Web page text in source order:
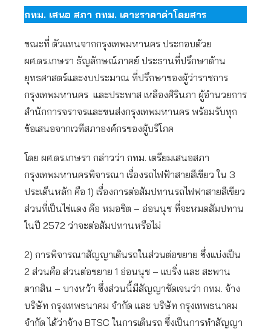
กทม. เสนอ สภา กทม. เคาะราคาค่าโดยสาร
ขณะที่ ตัวแทนจากกรุงเทพมหานคร ประกอบด้วย
ผศ.ดร.เกษรา ธัญลักษณ์ภาคย์ ประธานที่ปรึกษาด้าน
ยุทธศาสตร์และงบประมาณ ที่ปรึกษาของผู้ว่าราชการ
กรุงเทพมหานคร และประพาส เหลืองศิรินภา ผู้อำนวยการ
สำนักการจราจรและขนส่งกรุงเทพมหานคร พร้อมรับทุก
ข้อเสนอจากเวทีสภาองค์กรของผู้บริโภค
โดย ผศ.ดร.เกษรา กล่าวว่า กทม. เตรียมเสนอสภา
กรุงเทพมหานครพิจารณา เรื่องรถไฟฟ้าสายสีเขียว ใน 3
ประเด็นหลัก คือ 1) เรื่องการต่อสัมปทานรถไฟฟาสายสีเขียว
ส่วนที่เป็นไข่แดง คือ หมอชิต – อ่อนนุช ที่จะหมดสัมปทาน
ในปี 2572 ว่าจะต่อสัมปทานหรือไม่
2) การพิจารณาสัญญาเดินรถในส่วนต่อขยาย ซึ่งแบ่งเป็น
2 ส่วนคือ ส่วนต่อขยาย 1 อ่อนนุช – แบริ่ง และ สะพาน
ตากสิน – บางหว้า ซึ่งส่วนนี้มีสัญญาชัดเจนว่า กทม. จ้าง
บริษัท กรุงเทพธนาคม จำกัด และ บริษัท กรุงเทพธนาคม
จำกัด ได้ว่าจ้าง BTSC ในการเดินรถ ซึ่งเป็นการทำสัญญา